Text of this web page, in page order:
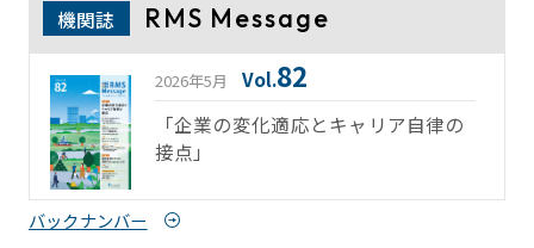
機関誌 RMS Message
「企業の変化適応とキャリア自律の
接点」
2026年5月 Vol.82
バックナンバー